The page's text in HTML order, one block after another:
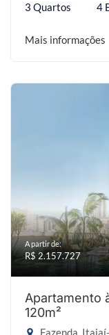
3 Quartos 4
Mais informações
A partir de:
R$ 2.157.727
Apartamento
120m²
Fazenda,